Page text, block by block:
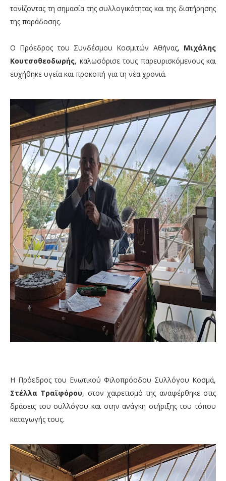
τονίζοντας τη σημασία της συλλογικότητας και της διατήρησης
της παράδοσης.
Ο Πρόεδρος του Συνδέσμου Κοσμιτών Αθήνας, Μιχάλης
Κουτσοθεοδωρής, καλωσόρισε τους παρευρισκόμενους και
ευχήθηκε υγεία και προκοπή για τη νέα χρονιά.
Η Πρόεδρος του Ενωτικού Φιλοπρόοδου Συλλόγου Κοσμά,
Στέλλα Τραϊφόρου, στον χαιρετισμό της αναφέρθηκε στις
δράσεις του συλλόγου και στην ανάγκη στήριξης του τόπου
καταγωγής τους.